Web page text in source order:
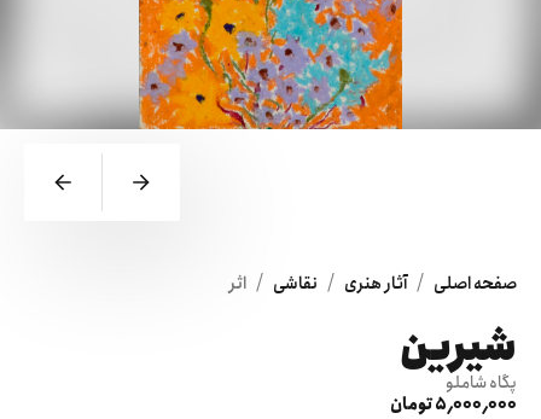
صفحه اصلی / آثار هنری / نقاشی / اثر
شیرین
پگاه شاملو
5٬000٬000 تومان